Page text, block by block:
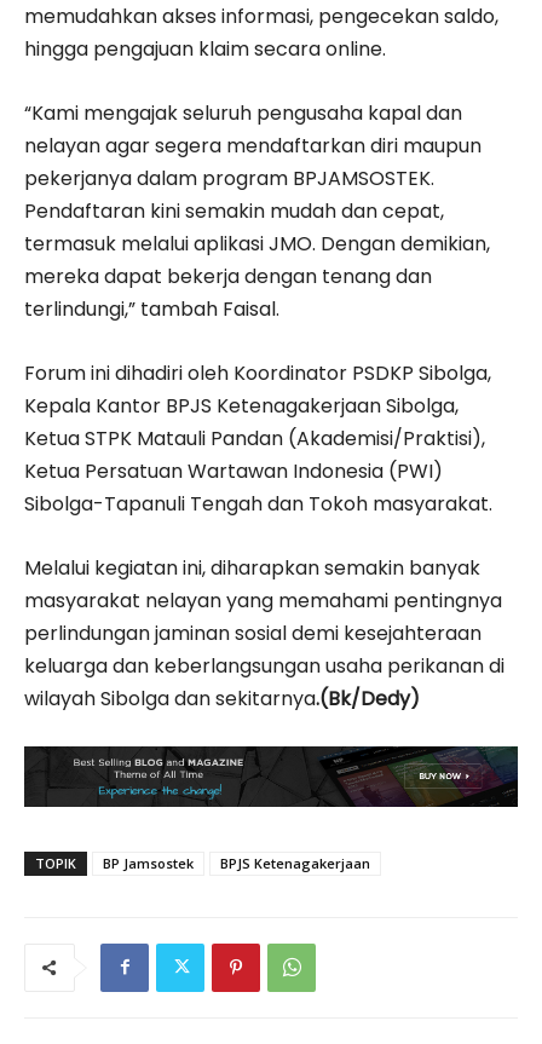
memudahkan akses informasi, pengecekan saldo,
hingga pengajuan klaim secara online.
“Kami mengajak seluruh pengusaha kapal dan
nelayan agar segera mendaftarkan diri maupun
pekerjanya dalam program BPJAMSOSTEK.
Pendaftaran kini semakin mudah dan cepat,
termasuk melalui aplikasi JMO. Dengan demikian,
mereka dapat bekerja dengan tenang dan
terlindungi,” tambah Faisal.
Forum ini dihadiri oleh Koordinator PSDKP Sibolga,
Kepala Kantor BPJS Ketenagakerjaan Sibolga,
Ketua STPK Matauli Pandan (Akademisi/Praktisi),
Ketua Persatuan Wartawan Indonesia (PWI)
Sibolga-Tapanuli Tengah dan Tokoh masyarakat.
Melalui kegiatan ini, diharapkan semakin banyak
masyarakat nelayan yang memahami pentingnya
perlindungan jaminan sosial demi kesejahteraan
keluarga dan keberlangsungan usaha perikanan di
wilayah Sibolga dan sekitarnya.(Bk/Dedy)
TOPIK BP Jamsostek BPJS Ketenagakerjaan